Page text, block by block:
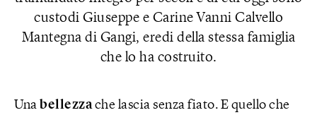
custodi Giuseppe e Carine Vanni Calvello
Mantegna di Gangi, eredi della stessa famiglia
che lo ha costruito.
Una bellezzache lascia senza fiato. E quello che